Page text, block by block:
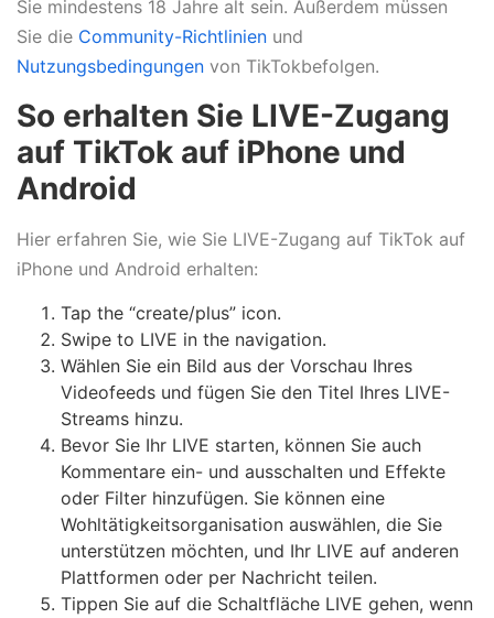
Sie mindestens 18 Jahre alt sein. Außerdem müssen
Sie die Community-Richtlinien und
Nutzungsbedingungen von TikTokbefolgen.
So erhalten Sie LIVE-Zugang
auf TikTok auf iPhone und
Android
Hier erfahren Sie, wie Sie LIVE-Zugang auf TikTok auf
iPhone und Android erhalten:
Tap the “create/plus” icon.
Swipe to LIVE in the navigation.
Wählen Sie ein Bild aus der Vorschau Ihres
Videofeeds und fügen Sie den Titel Ihres LIVE-
Streams hinzu.
Bevor Sie Ihr LIVE starten, können Sie auch
Kommentare ein- und ausschalten und Effekte
oder Filter hinzufügen. Sie können eine
Wohltätigkeitsorganisation auswählen, die Sie
unterstützen möchten, und Ihr LIVE auf anderen
Plattformen oder per Nachricht teilen.
Tippen Sie auf die Schaltfläche LIVE gehen, wenn